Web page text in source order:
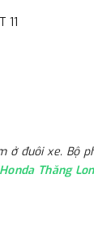
11
đuôi xe. Bộ
Thăng